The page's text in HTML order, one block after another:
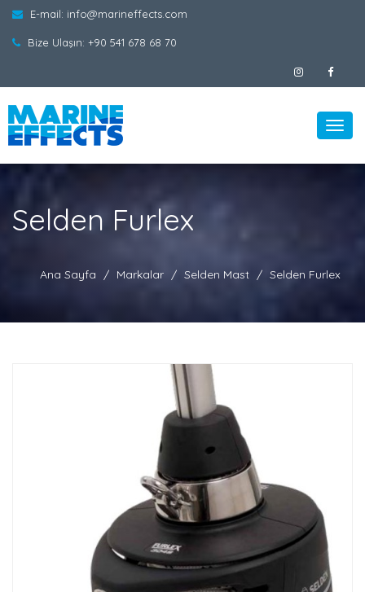
E-mail: info@marineffects.com
Bize Ulaşın: +90 541 678 68 70
Selden Furlex
Ana Sayfa Markalar Selden Mast Selden Furlex